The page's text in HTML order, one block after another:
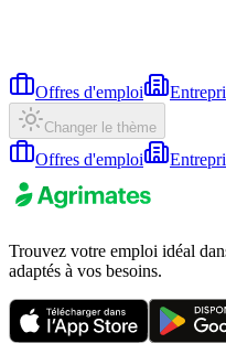
Offres d'emploi
Changer le thème
Offres d'emploi
Trouvez votre emploi idéal
adaptés à vos besoins.